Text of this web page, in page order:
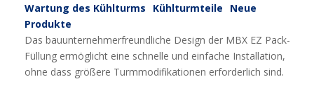
Wartung des Kühlturms Kühlturmteile
Neue
Produkte
Das bauunternehmerfreundliche Design der MBX EZ Pack-
Füllung ermöglicht eine schnelle und einfache Installation,
ohne dass größere Turmmodifikationen erforderlich sind.